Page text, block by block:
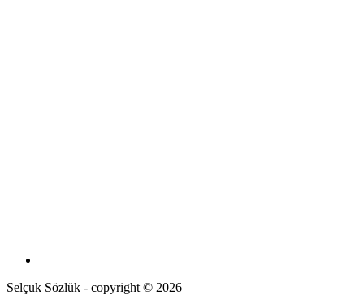
Selçuk Sözlük - copyright © 2026